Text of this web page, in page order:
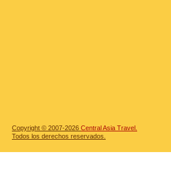
Copyright © 2007-2026 Central Asia Travel.
Todos los derechos reservados.